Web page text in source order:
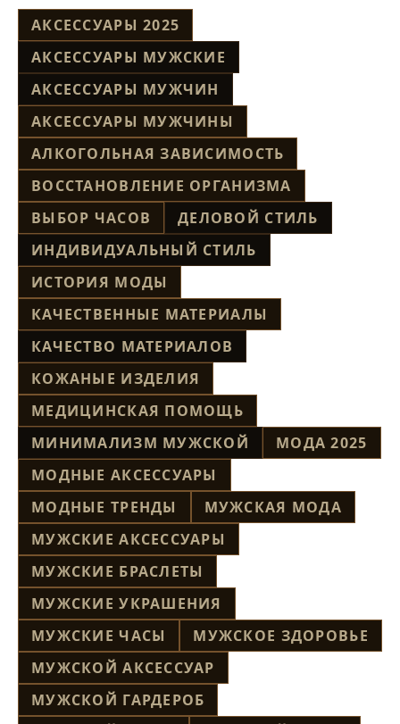
АКСЕССУАРЫ 2025
АКСЕССУАРЫ МУЖСКИЕ
АКСЕССУАРЫ МУЖЧИН
АКСЕССУАРЫ МУЖЧИНЫ
АЛКОГОЛЬНАЯ ЗАВИСИМОСТЬ
ВОССТАНОВЛЕНИЕ ОРГАНИЗМА
ВЫБОР ЧАСОВ
ДЕЛОВОЙ СТИЛЬ
ИНДИВИДУАЛЬНЫЙ СТИЛЬ
ИСТОРИЯ МОДЫ
КАЧЕСТВЕННЫЕ МАТЕРИАЛЫ
КАЧЕСТВО МАТЕРИАЛОВ
КОЖАНЫЕ ИЗДЕЛИЯ
МЕДИЦИНСКАЯ ПОМОЩЬ
МИНИМАЛИЗМ МУЖСКОЙ
МОДА 2025
МОДНЫЕ АКСЕССУАРЫ
МОДНЫЕ ТРЕНДЫ
МУЖСКАЯ МОДА
МУЖСКИЕ АКСЕССУАРЫ
МУЖСКИЕ БРАСЛЕТЫ
МУЖСКИЕ УКРАШЕНИЯ
МУЖСКИЕ ЧАСЫ
МУЖСКОЕ ЗДОРОВЬЕ
МУЖСКОЙ АКСЕССУАР
МУЖСКОЙ ГАРДЕРОБ